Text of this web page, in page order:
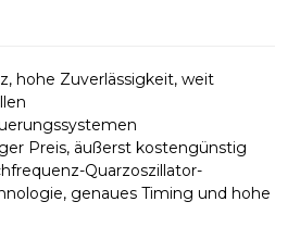
hohe Zuverlässigkeit, weit
Preis, äußerst kostengünstig
Quarzoszillator-
genaues Timing und hohe